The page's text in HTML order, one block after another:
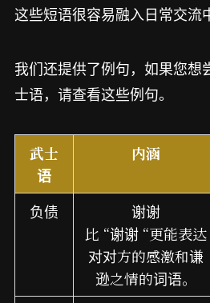
这些短语很容易融入日常交流
我们还提供了例句，如果您想
士语，请查看这些例句。
武士
语
内涵
负债
谢谢
比 “谢谢 “更能表达
对对方的感激和谦
逊之情的词语。